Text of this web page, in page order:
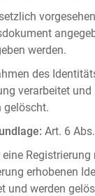
werden.
des
verarbeitet
gelöscht.
Art. 6
eine
erhobenen
und werden